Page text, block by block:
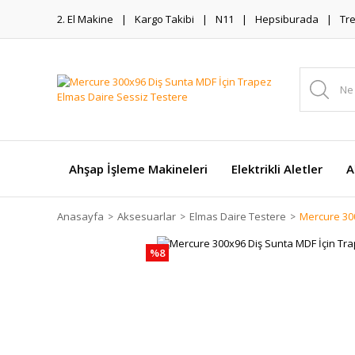
2. El Makine Kargo Takibi N11 Hepsiburada
Ahşap İşleme Makineleri Elektrikli Aletler
Anasayfa Aksesuarlar Elmas Daire Testere Mercure
%8